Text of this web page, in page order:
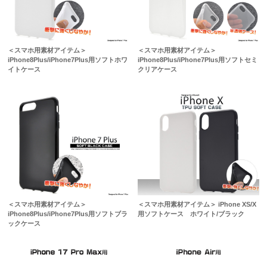
＜スマホ用素材アイテム＞
iPhone8Plus/iPhone7Plus用ソフトホワ
イトケース
＜スマホ用素材アイテム＞
iPhone8Plus/iPhone7Plus用ソフトセミ
クリアケース
＜スマホ用素材アイテム＞
iPhone8Plus/iPhone7Plus用ソフトブラ
ックケース
＜スマホ用素材アイテム＞ iPhone XS/X
用ソフトケース ホワイト/ブラック